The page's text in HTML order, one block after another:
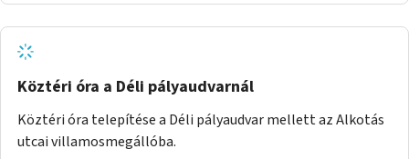
Köztéri óra a Déli pályaudvarnál
Köztéri óra telepítése a Déli pályaudvar mellett az Alkotás
utcai villamosmegállóba.